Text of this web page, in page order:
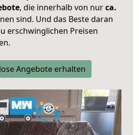
, die innerhalb von nurca.
sind. Und das Beste daran
erschwinglichen Preisen
Angebote erhalten